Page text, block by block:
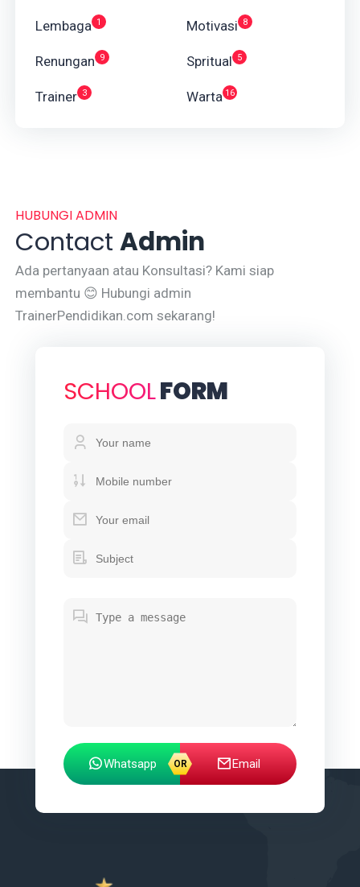
Lembaga 1 Motivasi 8
Renungan 9 Spritual 5
Trainer 3 Warta 16
HUBUNGI ADMIN
ContactAdmin
Ada pertanyaan atau Konsultasi? Kami siap
membantu 😊 Hubungi admin
TrainerPendidikan.com sekarang!
SCHOOLFORM
Whatsapp Email